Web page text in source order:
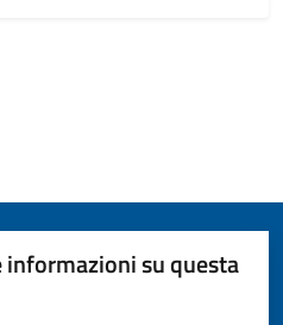
informazioni su questa